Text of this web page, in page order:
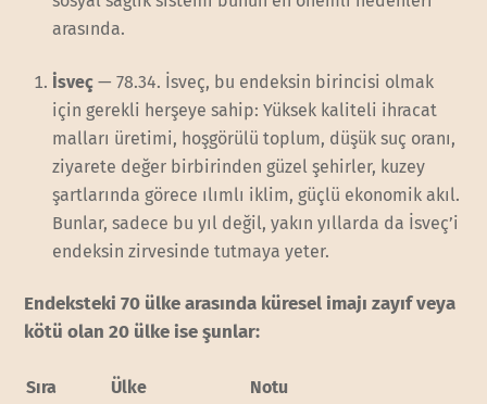
arasında.
İsveç — 78.34. İsveç, bu endeksin birincisi olmak
için gerekli herşeye sahip: Yüksek kaliteli ihracat
malları üretimi, hoşgörülü toplum, düşük suç oranı,
ziyarete değer birbirinden güzel şehirler, kuzey
şartlarında görece ılımlı iklim, güçlü ekonomik akıl.
Bunlar, sadece bu yıl değil, yakın yıllarda da İsveç’i
endeksin zirvesinde tutmaya yeter.
Endeksteki 70 ülke arasında küresel imajı zayıf veya
kötü olan 20 ülke ise şunlar:
Sıra Ülke
Notu